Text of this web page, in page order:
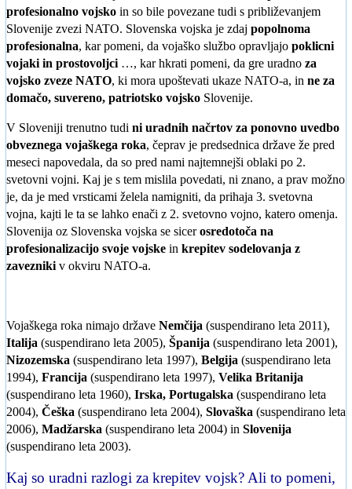
profesionalno vojsko in so bile povezane tudi s približevanjem
Slovenije zvezi NATO. Slovenska vojska je zdaj popolnoma
profesionalna, kar pomeni, da vojaško službo opravljajo poklicni
vojaki in prostovoljci …, kar hkrati pomeni, da gre uradno za
vojsko zveze NATO, ki mora upoštevati ukaze NATO-a, in ne za
domačo, suvereno, patriotsko vojsko Slovenije.
V Sloveniji trenutno tudi ni uradnih načrtov za ponovno uvedbo
obveznega vojaškega roka, čeprav je predsednica države že pred
meseci napovedala, da so pred nami najtemnejši oblaki po 2.
svetovni vojni. Kaj je s tem mislila povedati, ni znano, a prav možno
je, da je med vrsticami želela namigniti, da prihaja 3. svetovna
vojna, kajti le ta se lahko enači z 2. svetovno vojno, katero omenja.
Slovenija oz Slovenska vojska se sicerosredotoča na
profesionalizacijo svoje vojske in krepitev sodelovanja z
zavezniki v okviru NATO-a.
Vojaškega roka nimajo države Nemčija (suspendirano leta 2011),
Italija (suspendirano leta 2005), Španija (suspendirano leta 2001),
Nizozemska (suspendirano leta 1997), Belgija (suspendirano leta
1994), Francija (suspendirano leta 1997), Velika Britanija
(suspendirano leta 1960), Irska, Portugalska (suspendirano leta
2004), Češka (suspendirano leta 2004), Slovaška (suspendirano leta
2006), Madžarska (suspendirano leta 2004) in Slovenija
(suspendirano leta 2003).
Kaj so uradni razlogi za krepitev vojsk? Ali to pomeni,